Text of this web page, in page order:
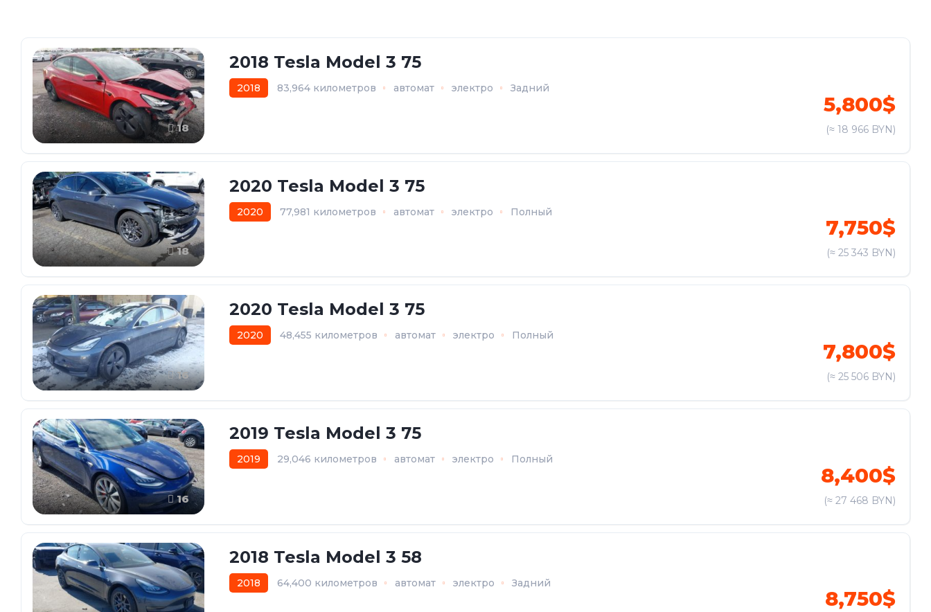
18
2018 Tesla Model 3 75
2018 83,964 километров автомат электро Задний
5,800$
(≈ 18 966 BYN)
18
2020 Tesla Model 3 75
2020 77,981 километров автомат электро Полный
7,750$
(≈ 25 343 BYN)
16
2020 Tesla Model 3 75
2020 48,455 километров автомат электро Полный
7,800$
(≈ 25 506 BYN)
16
2019 Tesla Model 3 75
2019 29,046 километров автомат электро Полный
8,400$
(≈ 27 468 BYN)
2018 Tesla Model 3 58
2018 64,400 километров автомат электро Задний
8,750$